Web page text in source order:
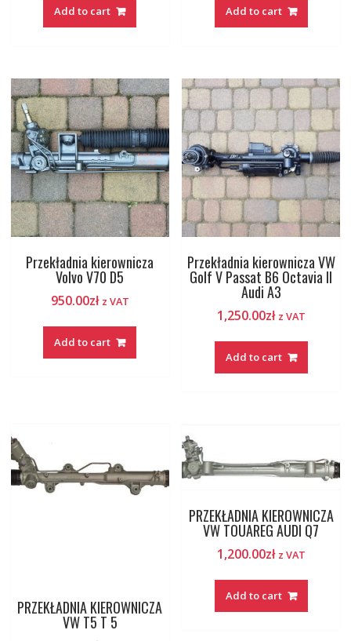
Add to cart Add to cart
Przekładnia kierownicza
Volvo V70 D5
950.00zł z VAT
Add to cart
Przekładnia kierownicza VW
Golf V Passat B6 Octavia II
Audi A3
1,250.00zł z VAT
Add to cart
PRZEKŁADNIA KIEROWNICZA
VW T5 T 5
PRZEKŁADNIA KIEROWNICZA
VW TOUAREG AUDI Q7
1,200.00zł z VAT
Add to cart